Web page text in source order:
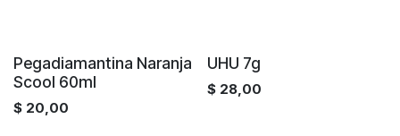
Pegadiamantina Naranja
Scool 60ml
$ 20,00
UHU 7g
$ 28,00